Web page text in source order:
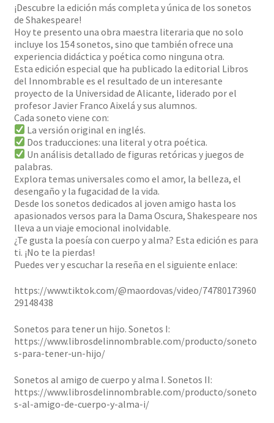
¡Descubre la edición más completa y única de los sonetos
de Shakespeare!
Hoy te presento una obra maestra literaria que no solo
incluye los 154 sonetos, sino que también ofrece una
experiencia didáctica y poética como ninguna otra.
Esta edición especial que ha publicado la editorial Libros
del Innombrable es el resultado de un interesante
proyecto de la Universidad de Alicante, liderado por el
profesor Javier Franco Aixelá y sus alumnos.
Cada soneto viene con:
La versión original en inglés.
Dos traducciones: una literal y otra poética.
Un análisis detallado de figuras retóricas y juegos de
palabras.
Explora temas universales como el amor, la belleza, el
desengaño y la fugacidad de la vida.
Desde los sonetos dedicados al joven amigo hasta los
apasionados versos para la Dama Oscura, Shakespeare nos
lleva a un viaje emocional inolvidable.
¿Te gusta la poesía con cuerpo y alma? Esta edición es para
ti. ¡No te la pierdas!
Puedes ver y escuchar la reseña en el siguiente enlace:
https://www.tiktok.com/@maordovas/video/74780173960
29148438
Sonetos para tener un hijo. Sonetos I:
https://www.librosdelinnombrable.com/producto/soneto
s-para-tener-un-hijo/
Sonetos al amigo de cuerpo y alma I. Sonetos II:
https://www.librosdelinnombrable.com/producto/soneto
s-al-amigo-de-cuerpo-y-alma-i/